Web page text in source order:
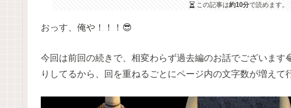
この記事は約10分で読めます。
おっす、俺や！！！😎
今回は前回の続きで、相変わらず過去編のお話でございま
りしてるから、回を重ねるごとにページ内の文字数が増えて